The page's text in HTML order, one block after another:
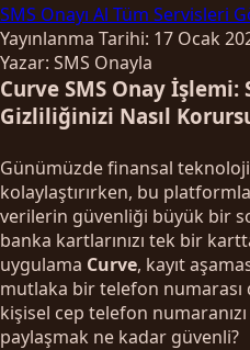
SMS Onayı Al Tüm Servisleri
Yayınlanma Tarihi: 17 Ocak
Yazar: SMS Onayla
Curve SMS Onay
Gizliliğinizi Nasıl
Günümüzde finansal
kolaylaştırırken, bu
verilerin güvenliği büyük bir
banka kartlarınızı tek bir
uygulama Curve, kayıt
mutlaka bir telefon numarası
kişisel cep telefon
paylaşmak ne kadar güvenli?